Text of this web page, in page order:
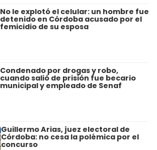
No le explotó el celular: un hombre fue
detenido en Córdoba acusado por el
femicidio de su esposa
Condenado por drogas y robo,
cuando salió de prisión fue becario
municipal y empleado de Senaf
Guillermo Arias, juez electoral de
Córdoba: no cesa la polémica por el
concurso